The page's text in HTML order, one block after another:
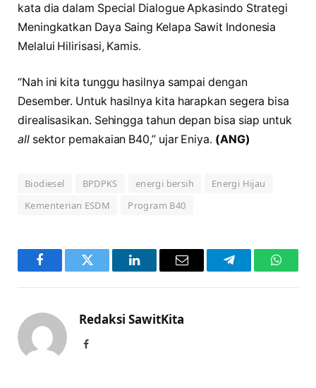
kata dia dalam Special Dialogue Apkasindo Strategi
Meningkatkan Daya Saing Kelapa Sawit Indonesia
Melalui Hilirisasi, Kamis.
“Nah ini kita tunggu hasilnya sampai dengan
Desember. Untuk hasilnya kita harapkan segera bisa
direalisasikan. Sehingga tahun depan bisa siap untuk
allsektor pemakaian B40,” ujar Eniya. (ANG)
Biodiesel BPDPKS energi bersih
Energi Hijau
Kementerian ESDM
Program B40
FacebookTwitter LinkedInEmail Telegram
Redaksi SawitKita
Facebook